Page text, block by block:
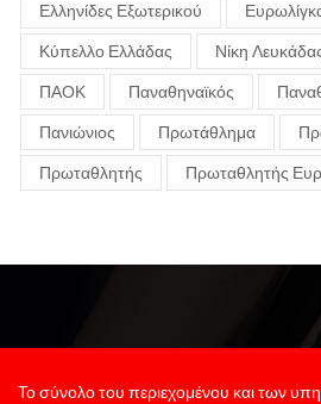
Ελληνίδες Εξωτερικού
Κύπελλο Ελλάδας Νίκη
ΠΑΟΚ Παναθηναϊκός
Πανιώνιος Πρωτάθλημα
Πρωταθλητής Πρωταθλητής
Το σύνολο του περιεχομένου και των